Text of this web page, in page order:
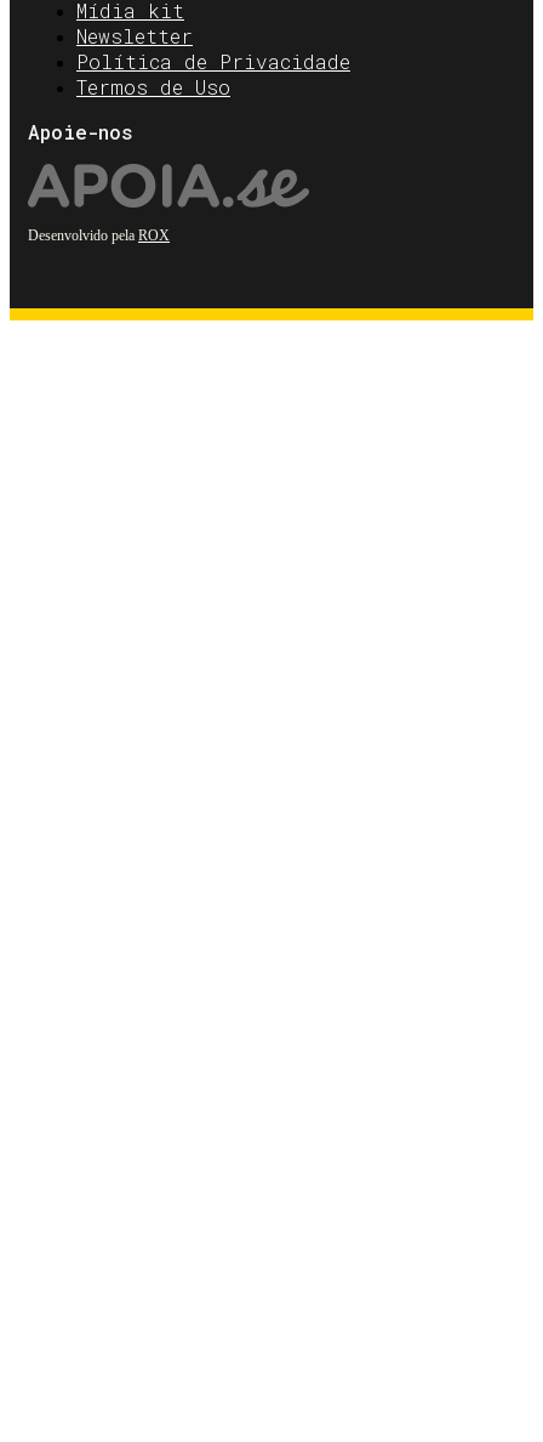
Mídia kit
Newsletter
Política de Privacidade
Termos de Uso
Apoie-nos
Desenvolvido pela ROX